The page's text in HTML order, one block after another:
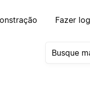
Fazer